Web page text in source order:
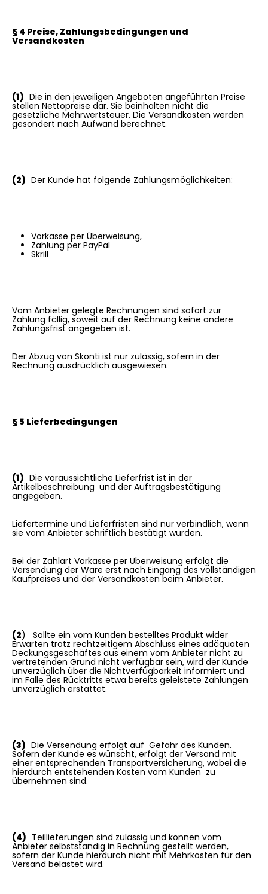
§ 4 Preise, Zahlungsbedingungen und
Versandkosten
(1) Die in den jeweiligen Angeboten angeführten Preise
stellen Nettopreise dar. Sie beinhalten nicht die
gesetzliche Mehrwertsteuer. Die Versandkosten werden
gesondert nach Aufwand berechnet.
(2) Der Kunde hat folgende Zahlungsmöglichkeiten:
Vorkasse per Überweisung,
Zahlung per PayPal
Skrill
Vom Anbieter gelegte Rechnungen sind sofort zur
Zahlung fällig, soweit auf der Rechnung keine andere
Zahlungsfrist angegeben ist.
Der Abzug von Skonti ist nur zulässig, sofern in der
Rechnung ausdrücklich ausgewiesen.
§ 5 Lieferbedingungen
(1) Die voraussichtliche Lieferfrist ist in der
Artikelbeschreibung und der Auftragsbestätigung
angegeben.
Liefertermine und Lieferfristen sind nur verbindlich, wenn
sie vom Anbieter schriftlich bestätigt wurden.
Bei der Zahlart Vorkasse per Überweisung erfolgt die
Versendung der Ware erst nach Eingang des vollständigen
Kaufpreises und der Versandkosten beim Anbieter.
(2) Sollte ein vom Kunden bestelltes Produkt wider
Erwarten trotz rechtzeitigem Abschluss eines adäquaten
Deckungsgeschäftes aus einem vom Anbieter nicht zu
vertretenden Grund nicht verfügbar sein, wird der Kunde
unverzüglich über die Nichtverfügbarkeit informiert und
im Falle des Rücktritts etwa bereits geleistete Zahlungen
unverzüglich erstattet.
(3) Die Versendung erfolgt auf Gefahr des Kunden.
Sofern der Kunde es wünscht, erfolgt der Versand mit
einer entsprechenden Transportversicherung, wobei die
hierdurch entstehenden Kosten vom Kunden zu
übernehmen sind.
(4) Teillieferungen sind zulässig und können vom
Anbieter selbstständig in Rechnung gestellt werden,
sofern der Kunde hierdurch nicht mit Mehrkosten für den
Versand belastet wird.